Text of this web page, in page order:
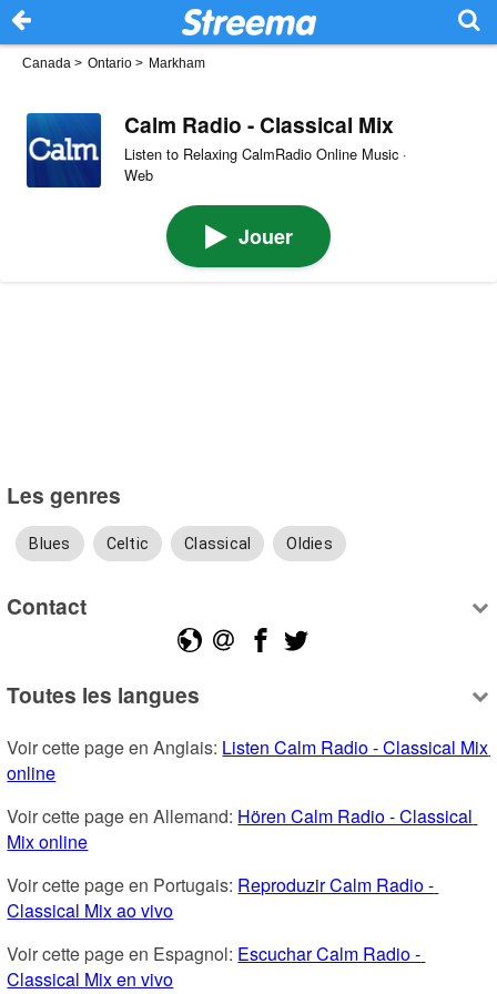
Canada > Ontario > Markham
Calm Radio - Classical Mix
Listen to Relaxing CalmRadio Online Music ·
Web
Jouer
Les genres
Blues Celtic Classical Oldies
Contact
Toutes les langues
Voir cette page en Anglais: Listen Calm Radio - Classical Mix
online
Voir cette page en Allemand: Hören Calm Radio - Classical
Mix online
Voir cette page en Portugais: Reproduzir Calm Radio -
Classical Mix ao vivo
Voir cette page en Espagnol: Escuchar Calm Radio -
Classical Mix en vivo